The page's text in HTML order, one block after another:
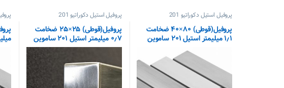
پروفیل استیل دکوراتیو 201
پروفیل(قوطی) ۸۰×۴۰ ضخامت
۱٫۱ میلیمتر استیل ۲۰۱ ساموین
پروفیل استیل دکوراتیو 201
پروفیل(قوطی) ۲۵×۲۵ ضخامت
۰٫۷ میلیمتر استیل ۲۰۱ ساموین